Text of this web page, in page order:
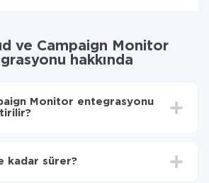
ve Campaign Monitor
hakkında
Monitor entegrasyonu
kadar sürer?